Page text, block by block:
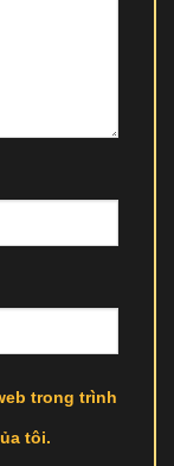
trong trình
tôi.